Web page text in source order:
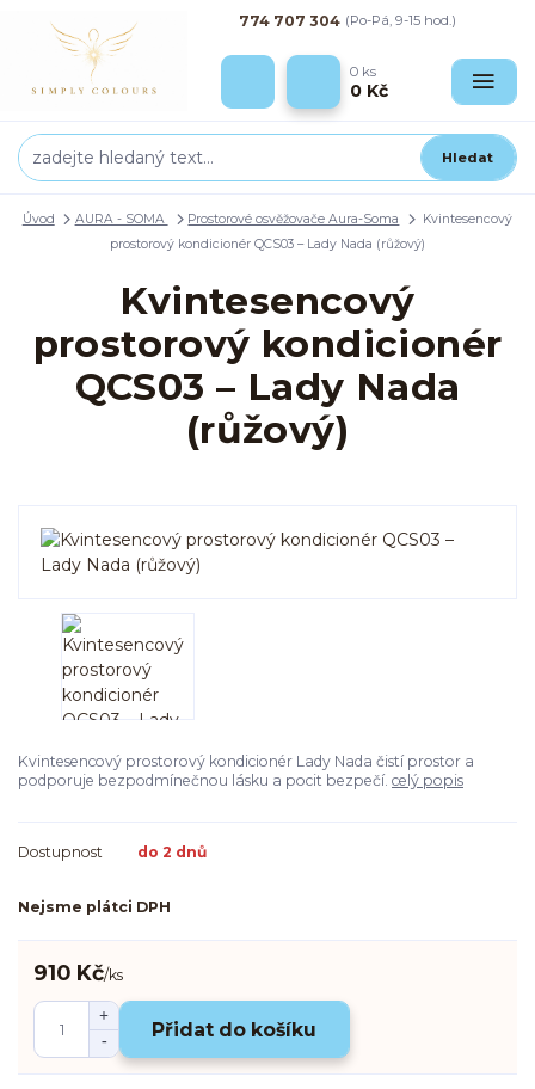
Hledat
774 707 304 (Po-Pá, 9-15 hod.)
0 ks
0 Kč
Úvod AURA - SOMA Prostorové osvěžovače Aura-Soma
Kvintesencový
prostorový kondicionér QCS03 – Lady Nada (růžový)
Kvintesencový
prostorový kondicionér
QCS03 – Lady Nada
(růžový)
Kvintesencový prostorový kondicionér Lady Nada čistí prostor a
podporuje bezpodmínečnou lásku a pocit bezpečí. celý popis
Dostupnost do 2 dnů
Nejsme plátci DPH
910 Kč/ks
Přidat do košíku